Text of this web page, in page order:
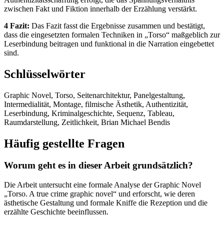
zwischen Fakt und Fiktion innerhalb der Erzählung verstärkt.
4 Fazit: Das Fazit fasst die Ergebnisse zusammen und bestätigt,
dass die eingesetzten formalen Techniken in „Torso“ maßgeblich zur
Leserbindung beitragen und funktional in die Narration eingebettet
sind.
Schlüsselwörter
Graphic Novel, Torso, Seitenarchitektur, Panelgestaltung,
Intermedialität, Montage, filmische Ästhetik, Authentizität,
Leserbindung, Kriminalgeschichte, Sequenz, Tableau,
Raumdarstellung, Zeitlichkeit, Brian Michael Bendis
Häufig gestellte Fragen
Worum geht es in dieser Arbeit grundsätzlich?
Die Arbeit untersucht eine formale Analyse der Graphic Novel
„Torso. A true crime graphic novel“ und erforscht, wie deren
ästhetische Gestaltung und formale Kniffe die Rezeption und die
erzählte Geschichte beeinflussen.